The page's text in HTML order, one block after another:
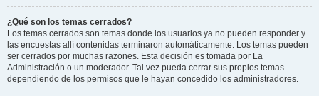
¿Qué son los temas cerrados?
Los temas cerrados son temas donde los usuarios ya no pueden responder y
las encuestas allí contenidas terminaron automáticamente. Los temas pueden
ser cerrados por muchas razones. Esta decisión es tomada por La
Administración o un moderador. Tal vez pueda cerrar sus propios temas
dependiendo de los permisos que le hayan concedido los administradores.